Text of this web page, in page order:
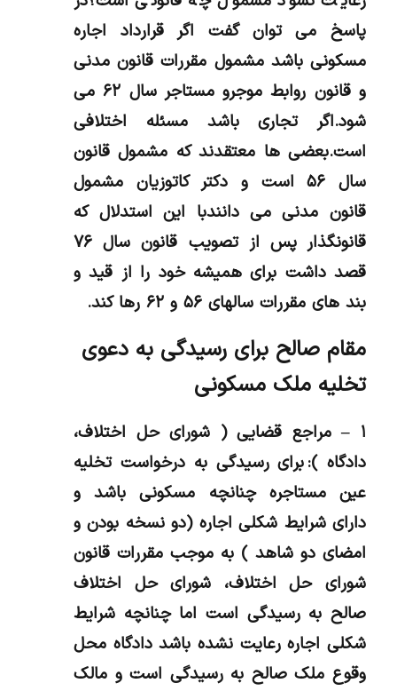
پاسخ می توان گفت اگر قرارداد اجاره
مسکونی باشد مشمول مقررات قانون مدنی
و قانون روابط موجرو مستاجر سال ۶۲ می
شود.اگر تجاری باشد مسئله اختلافی
است.بعضی ها معتقدند که مشمول قانون
سال ۵۶ است و دکتر کاتوزیان مشمول
قانون مدنی می دانندبا این استدلال که
قانونگذار پس از تصویب قانون سال ۷۶
قصد داشت برای همیشه خود را از قید و
بند های مقررات سالهای ۵۶ و ۶۲ رها کند.
مقام صالح برای رسیدگی به دعوی
تخلیه ملک مسکونی
۱ – مراجع قضایی ( شورای حل اختلاف،
دادگاه ): برای رسیدگی به درخواست تخلیه
عین مستاجره چنانچه مسکونی باشد و
دارای شرایط شکلی اجاره (دو نسخه بودن و
امضای دو شاهد ) به موجب مقررات قانون
شورای حل اختلاف، شورای حل اختلاف
صالح به رسیدگی است اما چنانچه شرایط
شکلی اجاره رعایت نشده باشد دادگاه محل
وقوع ملک صالح به رسیدگی است و مالک